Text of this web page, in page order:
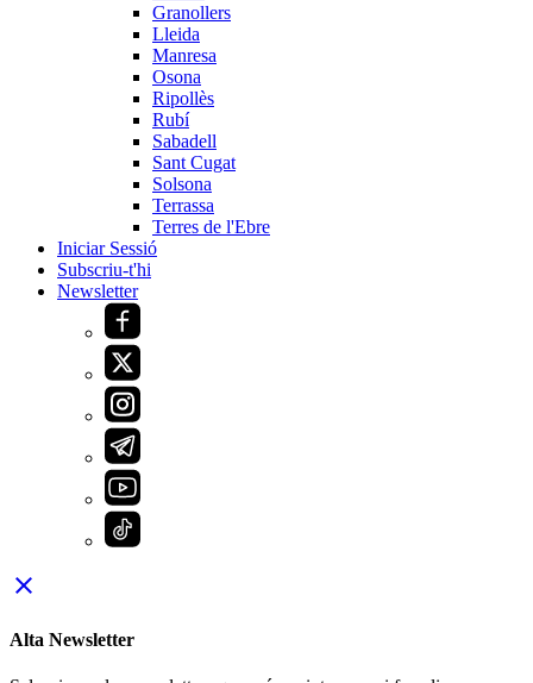
Granollers
Lleida
Manresa
Osona
Ripollès
Rubí
Sabadell
Sant Cugat
Solsona
Terrassa
Terres de l'Ebre
Iniciar Sessió
Subscriu-t'hi
Newsletter
close
Alta Newsletter